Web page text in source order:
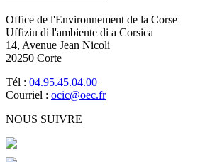
Office de l'Environnement de la Corse
Uffiziu di l'ambiente di a Corsica
14, Avenue Jean Nicoli
20250 Corte
Tél : 04.95.45.04.00
Courriel : ocic@oec.fr
NOUS SUIVRE